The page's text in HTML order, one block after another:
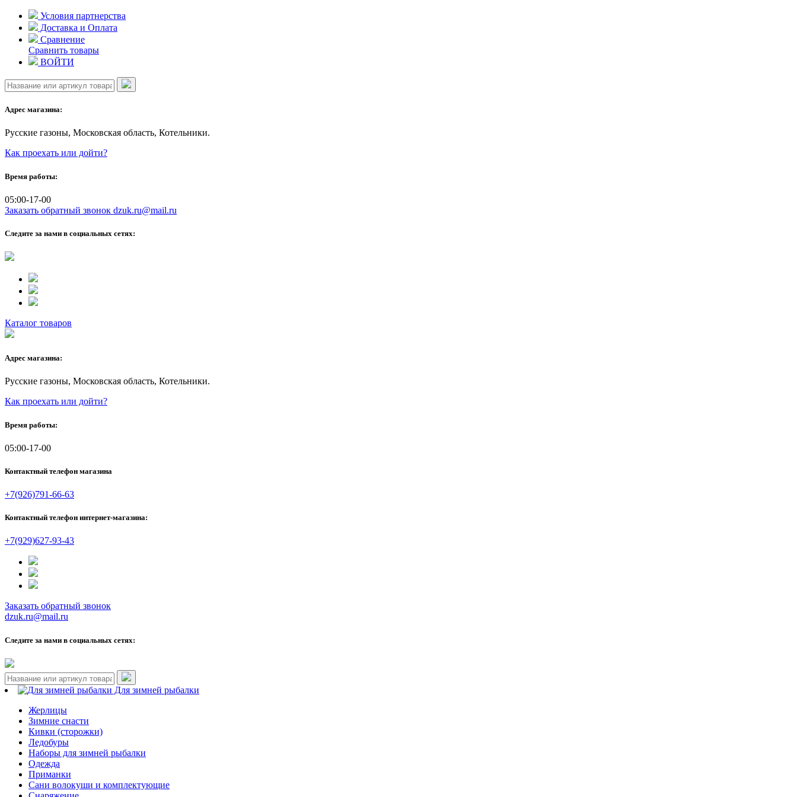
Skip
content
Условия партнерства
Доставка и Оплата
Сравнение
Сравнить товары
ВОЙТИ
Адрес магазина:
Русские газоны, Московская область, Котельники.
Как проехать или дойти?
Время работы:
05:00-17-00
Заказать обратный звонок dzuk.ru@mail.ru
Следите за нами в социальных сетях:
Каталог товаров
Адрес магазина:
Русские газоны, Московская область, Котельники.
Как проехать или дойти?
Время работы:
05:00-17-00
Контактный телефон магазина
+7(926)791-66-63
Контактный телефон интернет-магазина:
+7(929)627-93-43
Заказать обратный звонок
dzuk.ru@mail.ru
Следите за нами в социальных сетях:
Для зимней рыбалки
Жерлицы
Зимние снасти
Кивки (сторожки)
Ледобуры
Наборы для зимней рыбалки
Одежда
Приманки
Сани волокуши и комплектующие